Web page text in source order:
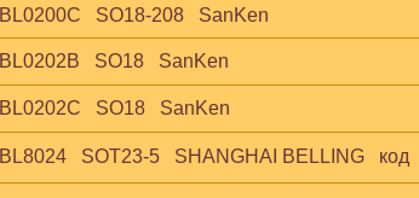
BL0200C   SO18-208   SanKen
BL0202B   SO18   SanKen
BL0202C   SO18   SanKen
BL8024   SOT23-5   SHANGHAI BELLING   код